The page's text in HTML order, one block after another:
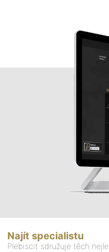
Najít specialistu
Plebiscit sdružuje těch